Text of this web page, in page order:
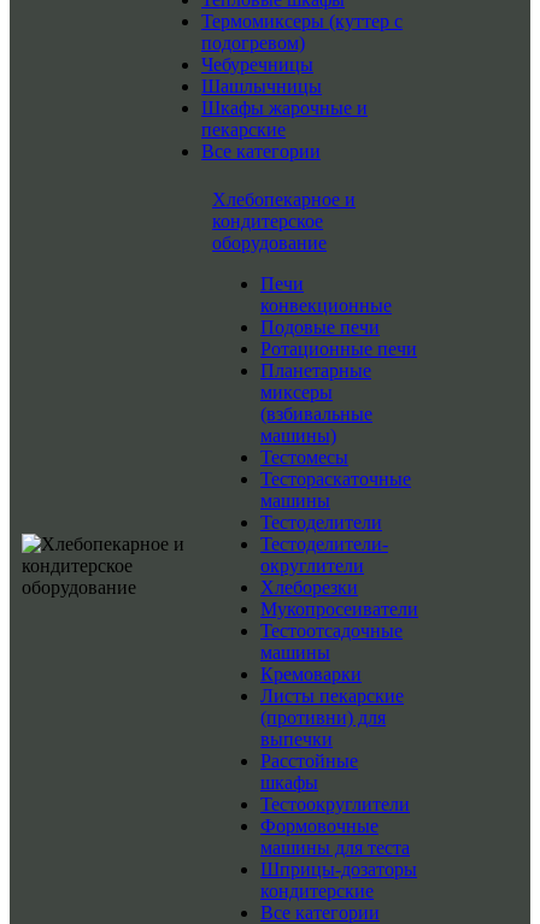
Термомиксеры (куттер с
подогревом)
Чебуречницы
Шашлычницы
Шкафы жарочные и
пекарские
Все категории
Хлебопекарное и
кондитерское
оборудование
Печи
конвекционные
Подовые печи
Ротационные печи
Планетарные
миксеры
(взбивальные
машины)
Тестомесы
Тестораскаточные
машины
Тестоделители
Тестоделители-
округлители
Хлеборезки
Мукопросеиватели
Тестоотсадочные
машины
Кремоварки
Листы пекарские
(противни) для
выпечки
Расстойные
шкафы
Тестоокруглители
Формовочные
машины для теста
Шприцы-дозаторы
кондитерские
Все категории